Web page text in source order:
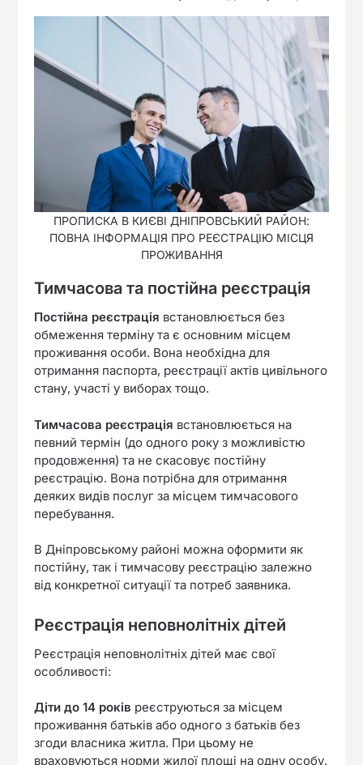
ПРОПИСКА В КИЄВІ ДНІПРОВСЬКИЙ РАЙОН:
ПОВНА ІНФОРМАЦІЯ ПРО РЕЄСТРАЦІЮ МІСЦЯ
ПРОЖИВАННЯ
Тимчасова та постійна реєстрація
Постійна реєстрація встановлюється без
обмеження терміну та є основним місцем
проживання особи. Вона необхідна для
отримання паспорта, реєстрації актів цивільного
стану, участі у виборах тощо.
Тимчасова реєстрація встановлюється на
певний термін (до одного року з можливістю
продовження) та не скасовує постійну
реєстрацію. Вона потрібна для отримання
деяких видів послуг за місцем тимчасового
перебування.
В Дніпровському районі можна оформити як
постійну, так і тимчасову реєстрацію залежно
від конкретної ситуації та потреб заявника.
Реєстрація неповнолітніх дітей
Реєстрація неповнолітніх дітей має свої
особливості:
Діти до 14 років реєструються за місцем
проживання батьків або одного з батьків без
згоди власника житла. При цьому не
враховуються норми жилої площі на одну особу.